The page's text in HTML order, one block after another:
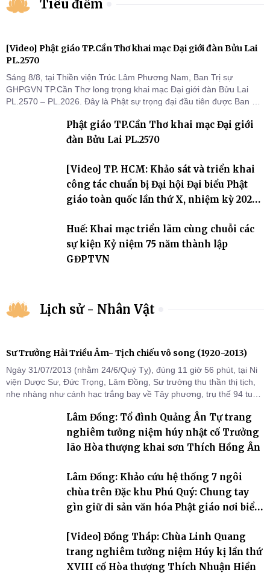
Tiêu điểm
[Video] Phật giáo TP.Cần Thơ khai mạc Đại giới đàn Bửu Lai
PL.2570
Sáng 8/8, tại Thiền viện Trúc Lâm Phương Nam, Ban Trị sự
GHPGVN TP.Cần Thơ long trọng khai mạc Đại giới đàn Bửu Lai
PL.2570 – PL.2026. Đây là Phật sự trọng đại đầu tiên được Ban Trị
thứ I, thể hiện sự quan tâm đối với công tác truyền giới, đào tạo
Tăng tài và tiếp nối mạng mạch Tăng-g
Phật giáo TP.Cần Thơ khai mạc Đại giới
đàn Bửu Lai PL.2570
[Video] TP. HCM: Khảo sát và triển khai
công tác chuẩn bị Đại hội Đại biểu Phật
giáo toàn quốc lần thứ X, nhiệm kỳ 2026-
Huế: Khai mạc triển lãm cùng chuỗi các
sự kiện Kỷ niệm 75 năm thành lập
GĐPTVN
Lịch sử - Nhân Vật
Sư Trưởng Hải Triều Âm- Tịch chiếu vô song (1920-2013)
Ngày 31/07/2013 (nhằm 24/6/Quý Tỵ), đúng 11 giờ 56 phút, tại Ni
viện Dược Sư, Đức Trọng, Lâm Đồng, Sư trưởng thu thần thị tịch,
nhẹ nhàng như cánh hạc trắng bay về Tây phương, trụ thế 94 tuổi
Lâm Đồng: Tổ đình Quảng Ân Tự trang
nghiêm tưởng niệm húy nhật cố Trưởng
lão Hòa thượng khai sơn Thích Hồng Ân
Lâm Đồng: Khảo cứu hệ thống 7 ngôi
chùa trên Đặc khu Phú Quý: Chung tay
gìn giữ di sản văn hóa Phật giáo nơi biển
[Video] Đồng Tháp: Chùa Linh Quang
trang nghiêm tưởng niệm Húy kị lần thứ
XVIII cố Hòa thượng Thích Nhuận Hiền